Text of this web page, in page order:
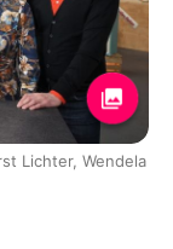
Lichter, Wendela